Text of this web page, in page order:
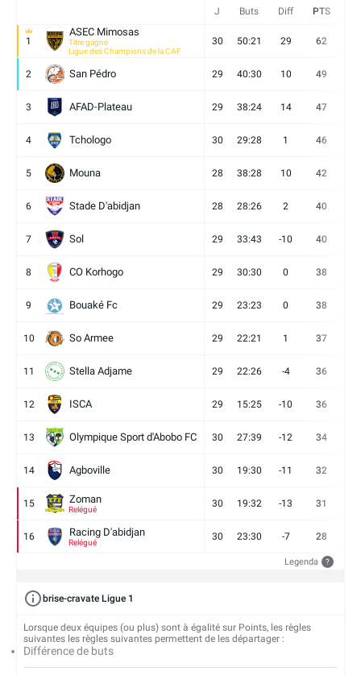
J Buts Diff PTS
1
ASEC Mimosas
Titre gagné
Ligue des Champions de la CAF
30 50:21 29 62
2 San Pédro 29 40:30 10 49
3 AFAD-Plateau 29 38:24 14 47
4 Tchologo 30 29:28 1 46
5 Mouna 28 38:28 10 42
6 Stade D'abidjan 28 28:26 2 40
7 Sol 29 33:43 -10 40
8 CO Korhogo 29 30:30 0 38
9 Bouaké Fc 29 23:23 0 38
10 So Armee 29 22:21 1 37
11 Stella Adjame 29 22:26 -4 36
12 ISCA 29 15:25 -10 36
13 Olympique Sport d'Abobo FC 30 27:39 -12 34
14 Agboville 30 19:30 -11 32
15 Zoman
Relégué
30 19:32 -13 31
16 Racing D'abidjan
Relégué
30 23:30 -7 28
Legenda ?
brise-cravate Ligue 1
Lorsque deux équipes (ou plus) sont à égalité sur Points, les règles
suivantes les règles suivantes permettent de les départager :
Différence de buts